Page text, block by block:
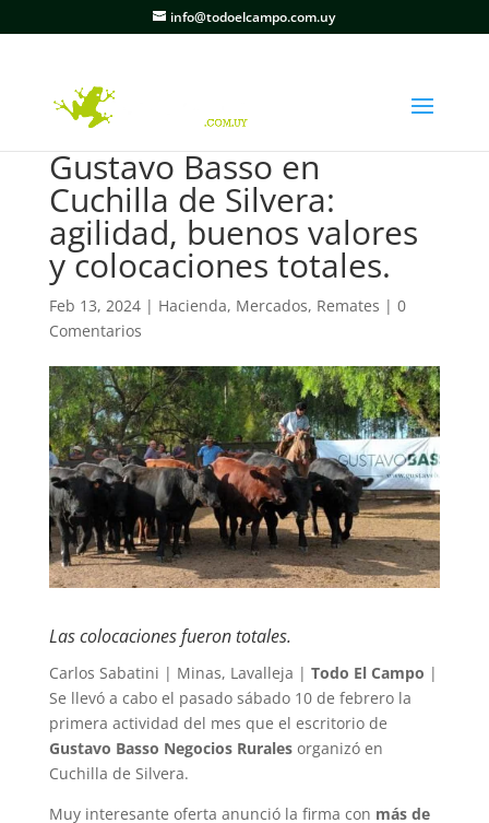
info@todoelcampo.com.uy
Gustavo Basso en
Cuchilla de Silvera:
agilidad, buenos valores
y colocaciones totales.
Feb 13, 2024| Hacienda, Mercados, Remates | 0
Comentarios
Las colocaciones fueron totales.
Carlos Sabatini | Minas, Lavalleja | Todo El Campo |
Se llevó a cabo el pasado sábado 10 de febrero la
primera actividad del mes que el escritorio de
Gustavo Basso Negocios Ruralesorganizó en
Cuchilla de Silvera.
Muy interesante oferta anunció la firma con más de